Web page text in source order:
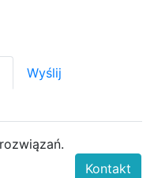
Wyślij
Kontakt